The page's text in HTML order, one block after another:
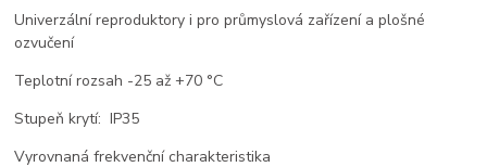
Univerzální reproduktory i pro průmyslová zařízení a plošné
ozvučení
Teplotní rozsah -25 až +70 °C
Stupeň krytí: IP35
Vyrovnaná frekvenční charakteristika